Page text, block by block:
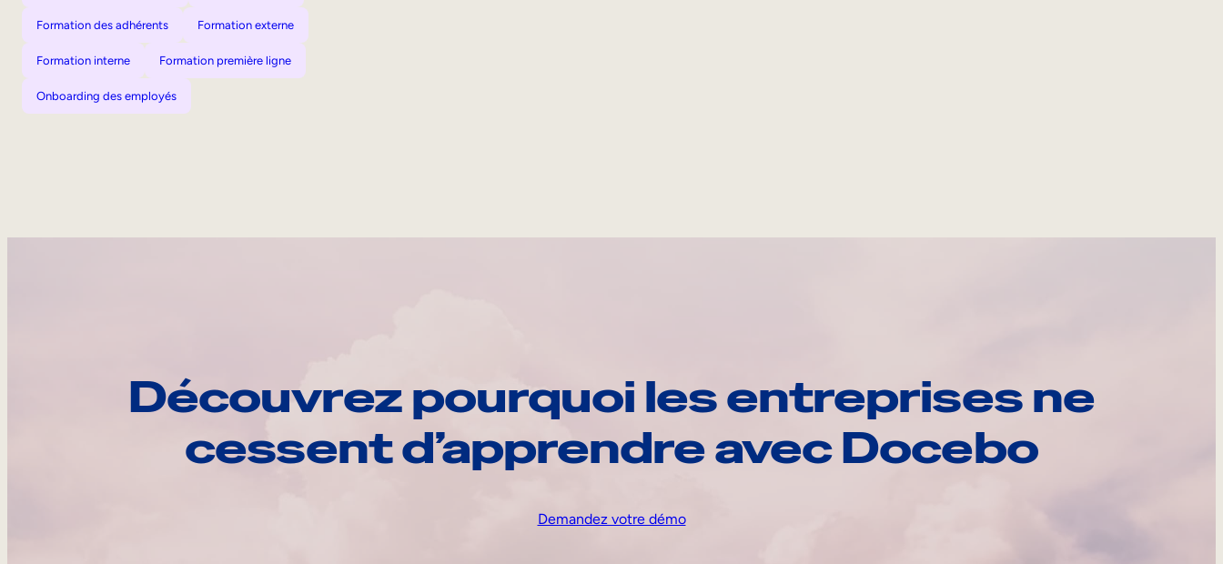
Formation des adhérents Formation externe
Formation interne Formation première ligne
Onboarding des employés
Découvrez pourquoi les entreprises ne
cessent d’apprendre avec Docebo
Demandez votre démo